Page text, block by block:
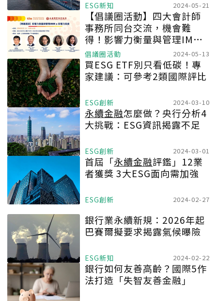
ESG新知 2024-05-21
【倡議圈活動】四大會計師
事務所同台交流，機會難
得！影響力衡量與管理IMM x
影響力投資
倡議圈活動 2024-05-13
買ESG ETF別只看低碳！專
家建議：可參考2類國際評比
ESG創新 2024-03-10
永續金融怎麼做？央行分析4
大挑戰：ESG資訊揭露不足
ESG創新 2024-03-01
首屆「永續金融評鑑」12業
者獲獎 3大ESG面向需加強
ESG創新 2024-02-27
銀行業永續新規：2026年起
巴賽爾擬要求揭露氣候曝險
ESG新知 2024-02-22
銀行如何友善高齡？國際5作
法打造「失智友善金融」